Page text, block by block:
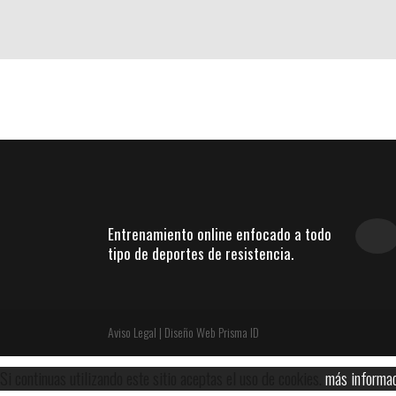
Entrenamiento online enfocado a todo
tipo de deportes de resistencia.
Aviso Legal | Diseño Web Prisma ID
más